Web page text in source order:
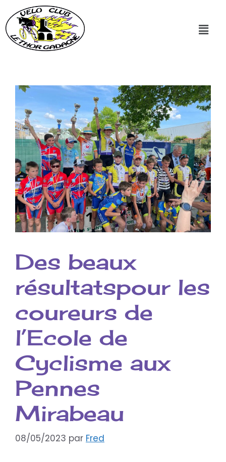
Des beaux
résultatspour les
coureurs de
l’Ecole de
Cyclisme aux
Pennes
Mirabeau
08/05/2023 par Fred